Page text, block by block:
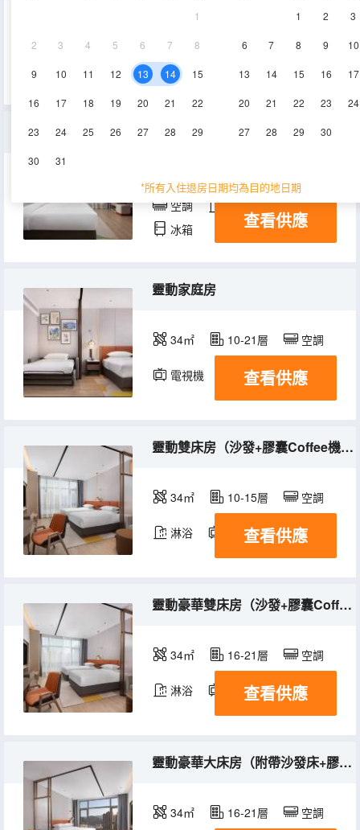
1
2 3 4 5 6 7 8
9 10 11 12 13 14 15
16 17 18 19 20 21 22
23 24 25 26 27 28 29
30 31
1
2 3
6 7 8 9 10
13 14 15 16 17
20 21 22 23 24
27 28 29 30
*所有入住退房日期均為目的地日期
12,16,19,21層
空調
70㎡
12,16,19,21層
空調
淋浴
電視機
冰箱
查看供應
靈動家庭房
34㎡ 10-21層 空調
電視機 冰箱
查看供應
靈動雙床房（沙發+膠囊Coffee機+冰箱+舒達床墊）
34㎡ 10-15層 空調
淋浴 電視機 冰箱
查看供應
靈動豪華雙床房（沙發+膠囊Coffee機+冰箱+舒達床墊）
34㎡ 16-21層 空調
淋浴 電視機 冰箱
查看供應
靈動豪華大床房（附帶沙發床+膠囊Coffee機+智能馬桶）
34㎡ 16-21層 空調